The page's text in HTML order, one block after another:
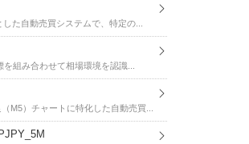
た自動売買システムで、特定の...
組み合わせて相場環境を認識...
M5）チャートに特化した自動売買...